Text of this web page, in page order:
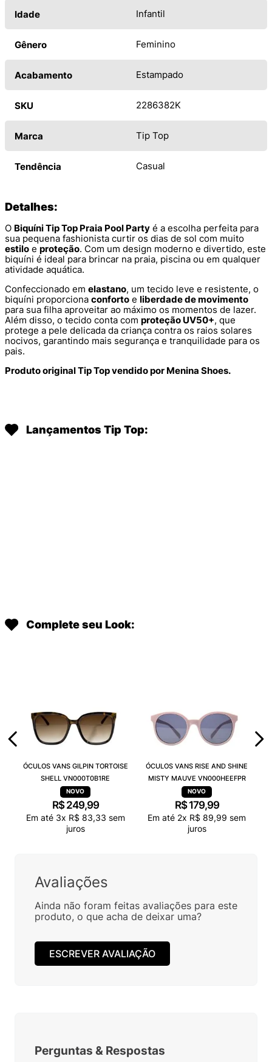
Idade Infantil
Gênero Feminino
Acabamento Estampado
SKU 2286382K
Marca Tip Top
Tendência Casual
Detalhes:
O Biquíni Tip Top Praia Pool Party é a escolha perfeita para
sua pequena fashionista curtir os dias de sol com muito
estilo e proteção. Com um design moderno e divertido, este
biquíni é ideal para brincar na praia, piscina ou em qualquer
atividade aquática.
Confeccionado em elastano, um tecido leve e resistente, o
biquíni proporciona conforto e liberdade de movimento
para sua filha aproveitar ao máximo os momentos de lazer.
Além disso, o tecido conta com proteção UV50+, que
protege a pele delicada da criança contra os raios solares
nocivos, garantindo mais segurança e tranquilidade para os
pais.
Produto original Tip Top vendido por Menina Shoes.
Lançamentos Tip Top:
Complete seu Look:
ÓCULOS VANS GILPIN TORTOISE
SHELL VN000T0B1RE
R$ 249,99
Em até 3x R$ 83,33 sem
juros
ÓCULOS VANS RISE AND SHINE
MISTY MAUVE VN000HEEFPR
R$ 179,99
Em até 2x R$ 89,99 sem
juros
Avaliações
Ainda não foram feitas avaliações para este
produto, o que acha de deixar uma?
ESCREVER AVALIAÇÃO
Perguntas & Respostas